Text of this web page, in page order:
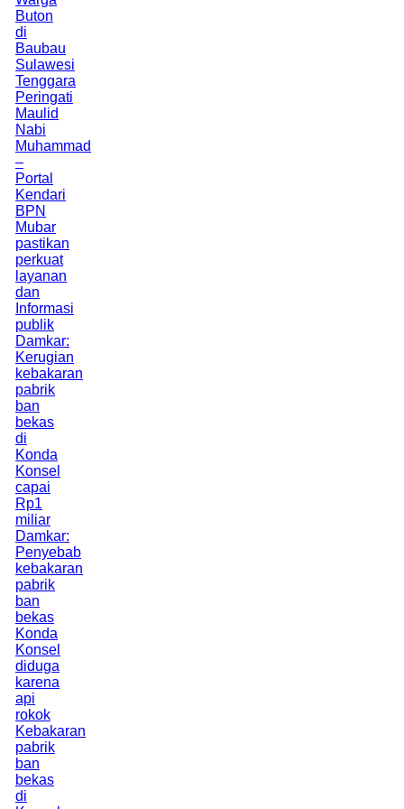
Buton
di
Baubau
Sulawesi
Tenggara
Peringati
Maulid
Nabi
Muhammad
–
Portal
Kendari
BPN
Mubar
pastikan
perkuat
layanan
dan
Informasi
publik
Damkar:
Kerugian
kebakaran
pabrik
ban
bekas
di
Konda
Konsel
capai
Rp1
miliar
Damkar:
Penyebab
kebakaran
pabrik
ban
bekas
Konda
Konsel
diduga
karena
api
rokok
Kebakaran
pabrik
ban
bekas
di